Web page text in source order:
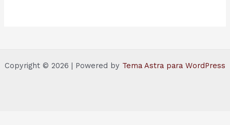
Copyright © 2026 | Powered by Tema Astra para WordPress